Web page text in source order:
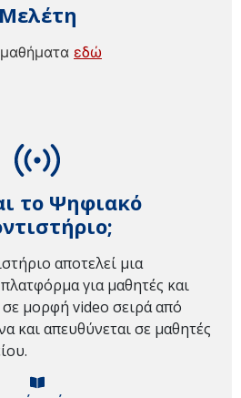
το Ψηφιακό
αποτελεί μια
για μαθητές και
σε μορφή video σειρά από
και απευθύνεται σε μαθητές
Μελέτη
εδώ